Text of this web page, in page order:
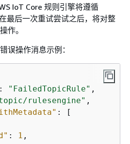
IoT Core 规则引擎将遵循
最后一次重试尝试之后，将对整
作。
误操作消息示例：
: "FailedTopicRule" ,
rulesengine" ,
: [
: 1 ,